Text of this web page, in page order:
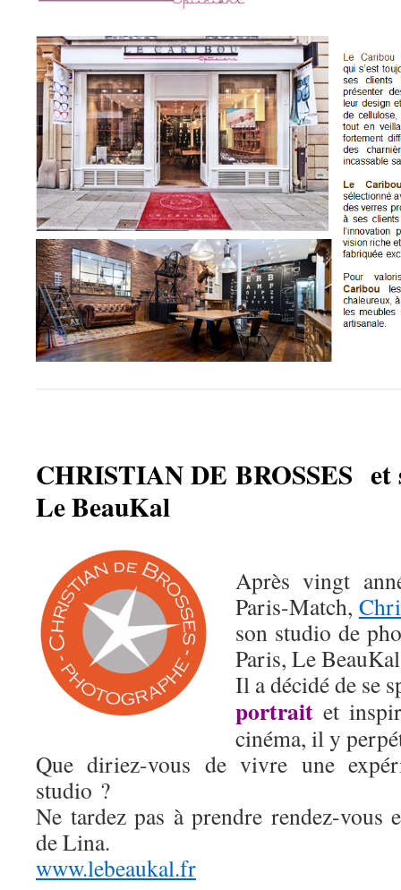
CHRISTIAN DE BROSSES et
Le BeauKal
Après vingt
Paris-Match,
son studio de
Paris, Le
Il a décidé de se
portrait et
cinéma, il y
Que diriez-vous de vivre une
studio ?
Ne tardez pas à prendre rendez-vous
de Lina.
www.lebeaukal.fr